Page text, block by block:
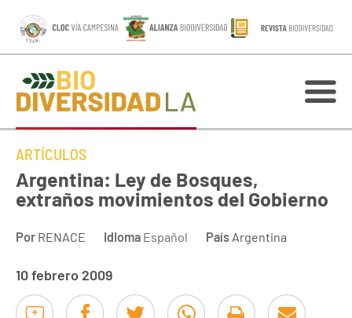
ARTÍCULOS
Argentina: Ley de Bosques,
extraños movimientos del Gobierno
Por RENACE Idioma Español País Argentina
10 febrero 2009